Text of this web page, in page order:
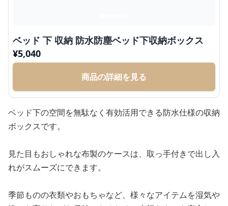
ベッド 下 収納 防水防塵ベッド下収納ボックス
¥5,040
商品の詳細を見る
ベッド下の空間を無駄なく有効活用できる防水仕様の収納
ボックスです。
見た目もおしゃれな布製のケースは、取っ手付きで出し入
れがスムーズにできます。
季節ものの衣類やおもちゃなど、様々なアイテムを湿気や